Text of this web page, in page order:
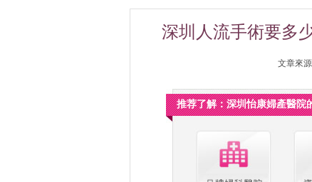
深圳人流手術要多
文章來
推荐了解：深圳怡康婦產醫院